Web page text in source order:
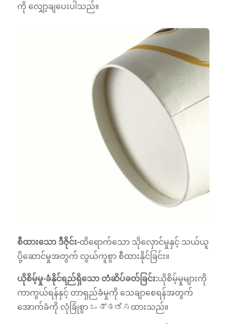
ကို လျှော့ချပေးပါသည်။
စီထားသော ဒီဇိုင်း-ထိရောက်သော သိုလှောင်မှုနှင့် သယ်ယူ
ပို့ဆောင်မှုအတွက် လွယ်ကူစွာ စီထားနိုင်ခြင်း။
ယိုစိမ့်မှု-ခံနိုင်ရည်ရှိသော တံဆိပ်ခတ်ခြင်း:ယိုစိမ့်မှုများကို
ကာကွယ်ရန်နှင့် တာရှည်ခံမှုကို သေချာစေရန်အတွက်
အောက်ခံကို လုံခြုံစွာ ಒತ್ತಡಿಸထားသည်။